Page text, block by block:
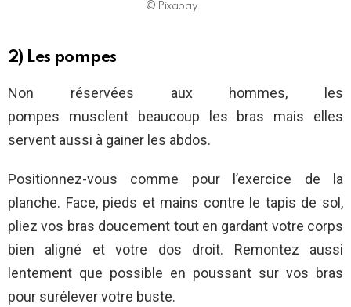
© Pixabay
2) Les pompes
Non réservées aux hommes, les
pompes musclent beaucoup les bras mais elles
servent aussi à gainer les abdos.
Positionnez-vous comme pour l’exercice de la
planche. Face, pieds et mains contre le tapis de sol,
pliez vos bras doucement tout en gardant votre corps
bien aligné et votre dos droit. Remontez aussi
lentement que possible en poussant sur vos bras
pour surélever votre buste.